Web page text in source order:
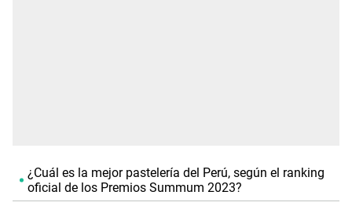
¿Cuál es la mejor pastelería del Perú, según el ranking
oficial de los Premios Summum 2023?